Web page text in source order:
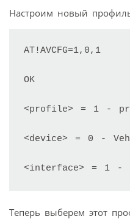
Настроим новый
АТ!AVCFG=1,0,1
OK
<profile> = 1 -
<device> = 0 -
<interface> = 1 -
Теперь выберем этот